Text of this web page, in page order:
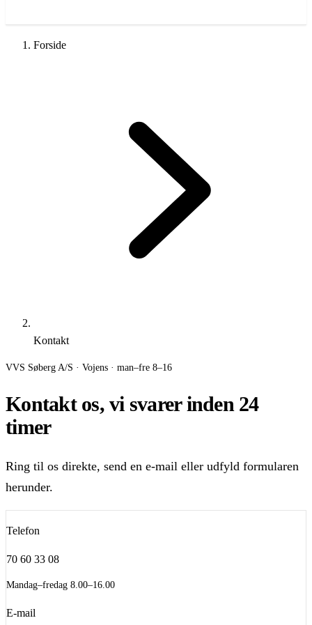
Forside
Kontakt
VVS Søberg A/S · Vojens · man–fre 8–16
Kontakt os, vi svarer inden 24
timer
Ring til os direkte, send en e-mail eller udfyld formularen
herunder.
Telefon
70 60 33 08
Mandag–fredag 8.00–16.00
E-mail